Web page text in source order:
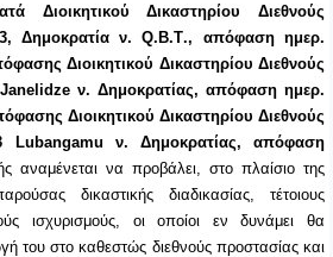
Διοικητικού Δικαστηρίου Διεθνούς
Δημοκρατία ν.Q.B.T., απόφαση ημερ.
Διοικητικού Δικαστηρίου Διεθνούς
ν. Δημοκρατίας, απόφαση ημερ.
Διοικητικού Δικαστηρίου Διεθνούς
Lubangamu ν. Δημοκρατίας, απόφαση
αναμένεται να προβάλει, στο πλαίσιο της
δικαστικής διαδικασίας, τέτοιους
ισχυρισμούς, οι οποίοι εν δυνάμει θα
του στο καθεστώς διεθνούς προστασίαςκαι